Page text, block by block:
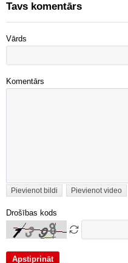
Tavs komentārs
Vārds
Komentārs
Pievienot bildi Pievienot video
Drošības kods